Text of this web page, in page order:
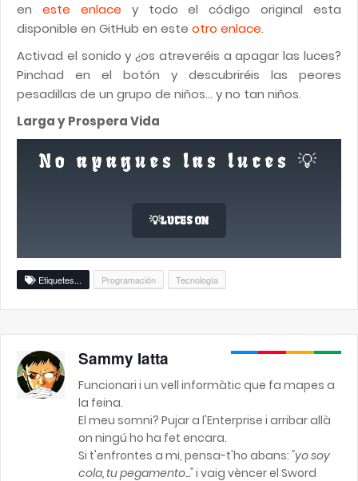
en este enlace y todo el código original esta
disponible en GitHub en este otro enlace.
Activad el sonido y ¿os atreveréis a apagar las luces?
Pinchad en el botón y descubriréis las peores
pesadillas de un grupo de niños... y no tan niños.
Larga y Prospera Vida
No apagues las luces 💡
💡LUCES ON
Etiquetes... Programación Tecnología
Sammy Iatta
Funcionari i un vell informàtic que fa mapes a
la feina.
El meu somni? Pujar a l'Enterprise i arribar allà
on ningú ho ha fet encara.
Si t'enfrontes a mi, pensa-t'ho abans: "yo soy
cola, tu pegamento..."i vaig vèncer el Sword